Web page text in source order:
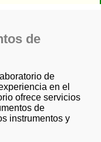
de
de
en el
ofrece servicios
de
instrumentos y